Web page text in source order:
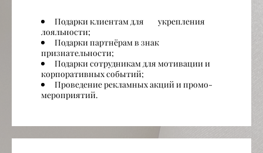
Подарки клиентам для укрепления
лояльности;
Подарки партнёрам в знак
признательности;
Подарки сотрудникам для мотивации и
корпоративных событий;
Проведение рекламных акций и промо-
мероприятий.